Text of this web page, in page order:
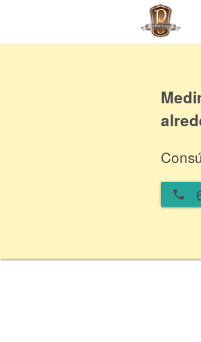
local_phone